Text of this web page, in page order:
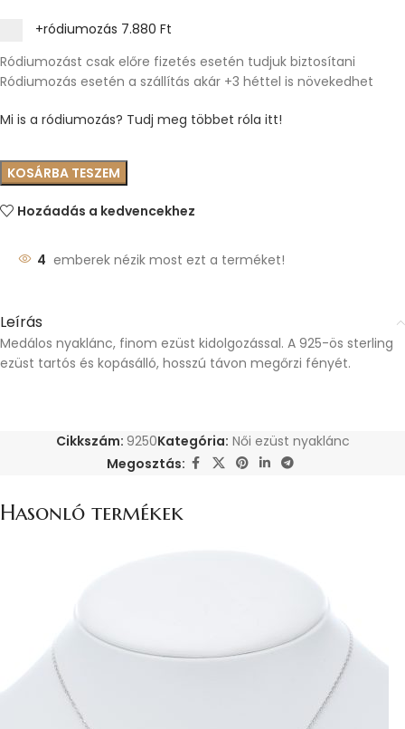
+ródiumozás 7.880 Ft
Ródiumozást csak előre fizetés esetén tudjuk biztosítani
Ródiumozás esetén a szállítás akár +3 héttel is növekedhet
Mi is a ródiumozás? Tudj meg többet róla itt!
KOSÁRBA TESZEM
Hozáadás a kedvencekhez
4 emberek nézik most ezt a terméket!
Leírás
Medálos nyaklánc, finom ezüst kidolgozással. A 925-ös sterling
ezüst tartós és kopásálló, hosszú távon megőrzi fényét.
Cikkszám: 9250Kategória: Női ezüst nyaklánc
Megosztás:
Hasonló termékek